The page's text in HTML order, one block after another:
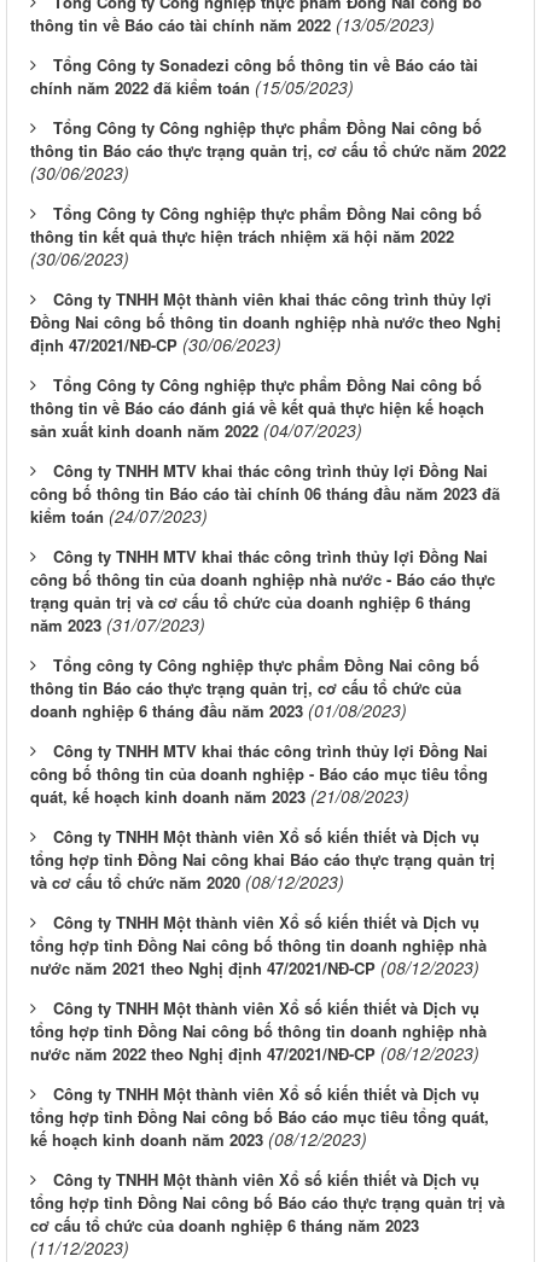
thông tin về Báo cáo tài chính năm 2022 (13/05/2023)
Tổng Công ty Sonadezi công bố thông tin về Báo cáo tài
chính năm 2022 đã kiểm toán (15/05/2023)
Tổng Công ty Công nghiệp thực phẩm Đồng Nai công bố
thông tin Báo cáo thực trạng quản trị, cơ cấu tổ chức năm 2022
(30/06/2023)
Tổng Công ty Công nghiệp thực phẩm Đồng Nai công bố
thông tin kết quả thực hiện trách nhiệm xã hội năm 2022
(30/06/2023)
Công ty TNHH Một thành viên khai thác công trình thủy lợi
Đồng Nai công bố thông tin doanh nghiệp nhà nước theo Nghị
định 47/2021/NĐ-CP (30/06/2023)
Tổng Công ty Công nghiệp thực phẩm Đồng Nai công bố
thông tin về Báo cáo đánh giá về kết quả thực hiện kế hoạch
sản xuất kinh doanh năm 2022 (04/07/2023)
Công ty TNHH MTV khai thác công trình thủy lợi Đồng Nai
công bố thông tin Báo cáo tài chính 06 tháng đầu năm 2023 đã
kiểm toán (24/07/2023)
Công ty TNHH MTV khai thác công trình thủy lợi Đồng Nai
công bố thông tin của doanh nghiệp nhà nước - Báo cáo thực
trạng quản trị và cơ cấu tổ chức của doanh nghiệp 6 tháng
năm 2023 (31/07/2023)
Tổng công ty Công nghiệp thực phẩm Đồng Nai công bố
thông tin Báo cáo thực trạng quản trị, cơ cấu tổ chức của
doanh nghiệp 6 tháng đầu năm 2023 (01/08/2023)
Công ty TNHH MTV khai thác công trình thủy lợi Đồng Nai
công bố thông tin của doanh nghiệp - Báo cáo mục tiêu tổng
quát, kế hoạch kinh doanh năm 2023 (21/08/2023)
Công ty TNHH Một thành viên Xổ số kiến thiết và Dịch vụ
tổng hợp tỉnh Đồng Nai công khai Báo cáo thực trạng quản trị
và cơ cấu tổ chức năm 2020 (08/12/2023)
Công ty TNHH Một thành viên Xổ số kiến thiết và Dịch vụ
tổng hợp tỉnh Đồng Nai công bố thông tin doanh nghiệp nhà
nước năm 2021 theo Nghị định 47/2021/NĐ-CP (08/12/2023)
Công ty TNHH Một thành viên Xổ số kiến thiết và Dịch vụ
tổng hợp tỉnh Đồng Nai công bố thông tin doanh nghiệp nhà
nước năm 2022 theo Nghị định 47/2021/NĐ-CP (08/12/2023)
Công ty TNHH Một thành viên Xổ số kiến thiết và Dịch vụ
tổng hợp tỉnh Đồng Nai công bố Báo cáo mục tiêu tổng quát,
kế hoạch kinh doanh năm 2023 (08/12/2023)
Công ty TNHH Một thành viên Xổ số kiến thiết và Dịch vụ
tổng hợp tỉnh Đồng Nai công bố Báo cáo thực trạng quản trị và
cơ cấu tổ chức của doanh nghiệp 6 tháng năm 2023
(11/12/2023)